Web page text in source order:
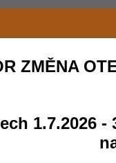
ZMĚNA
1.7.2026